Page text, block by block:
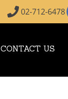
02-712-6478
CONTACT US